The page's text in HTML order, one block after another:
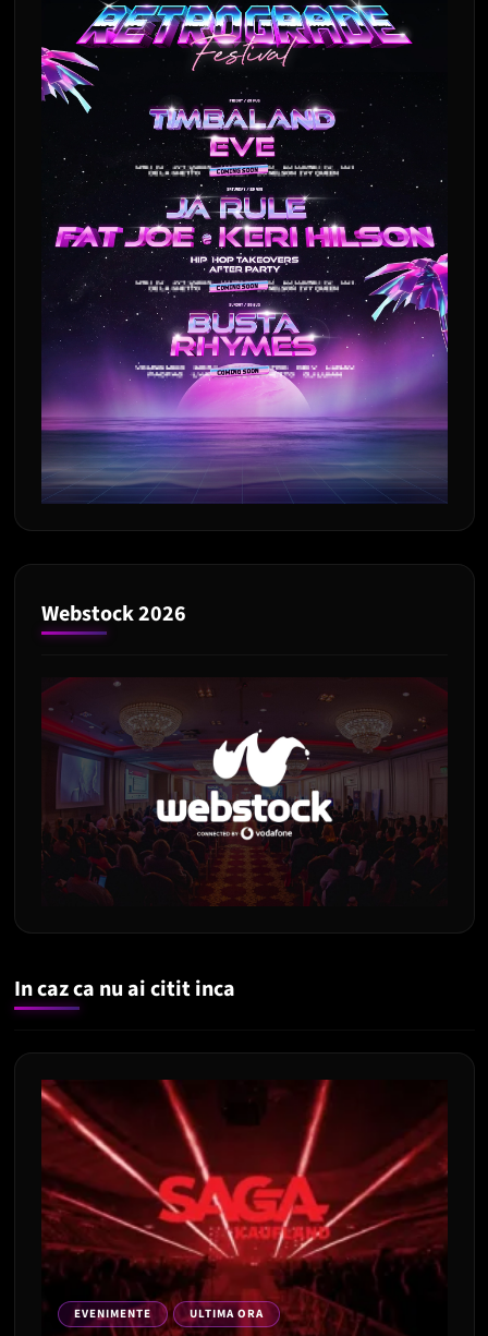
Webstock 2026
In caz ca nu ai citit inca
EVENIMENTE ULTIMA ORA